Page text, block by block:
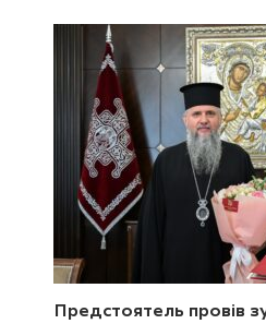
Предстоятель провів